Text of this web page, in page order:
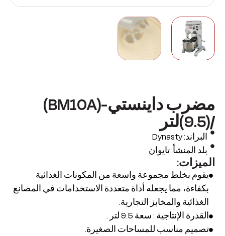
مضرب داينستي-(BM10A)
/(9.5)لتر
البراند: Dynasty
بلد المنشأ: تايوان
الميزات:
يقوم بخلط مجموعة واسعة من المكونات الغذائية
بكفاءة، مما يجعله أداة متعددة الاستخدامات في المصانع
الغذائية والمخابز التجارية.
القدرة الإنتاجية : سعة 9.5 لتر .
تصميم مناسب للمساحات الصغيرة.